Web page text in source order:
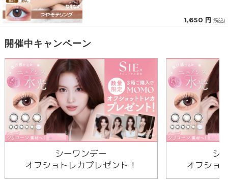
1,650 円 (税込)
開催中キャンペーン
シーワンデー
オフショトレカプレゼント！
シ
オフショ